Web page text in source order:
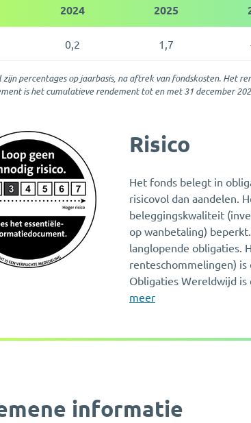
2024 2025
0,2 1,7
percentages op jaarbasis, na aftrek van fondskosten. Het
is het cumulatieve rendement tot en met 31 december
Risico
Het fonds belegt in
risicovol dan aandelen.
beleggingskwaliteit
op wanbetaling)
langlopende obligaties.
renteschommelingen)
Obligaties Wereldwijd
meer
informatie